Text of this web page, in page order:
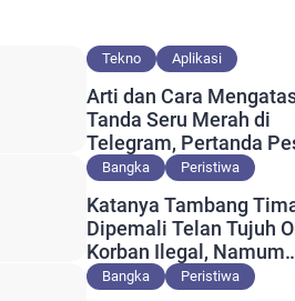
Tekno Aplikasi
Arti dan Cara
Tanda Seru Merah di
Telegram, Pertanda
Gagal Terkirim?
Bangka Peristiwa
Katanya Tambang
Dipemali Telan Tujuh
Korban Ilegal, Namum
Muncul Slip
Bangka Peristiwa